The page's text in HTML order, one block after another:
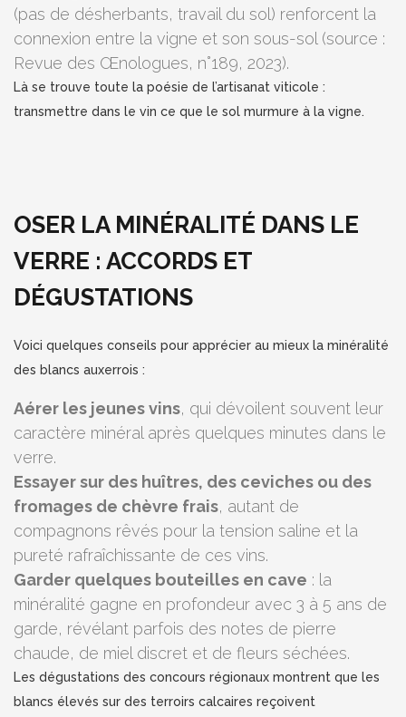
(pas de désherbants, travail du sol) renforcent la
connexion entre la vigne et son sous-sol (source :
Revue des Œnologues, n°189, 2023).
Là se trouve toute la poésie de l’artisanat viticole :
transmettre dans le vin ce que le sol murmure à la vigne.
OSER LA MINÉRALITÉ DANS LE
VERRE : ACCORDS ET
DÉGUSTATIONS
Voici quelques conseils pour apprécier au mieux la minéralité
des blancs auxerrois :
Aérer les jeunes vins, qui dévoilent souvent leur
caractère minéral après quelques minutes dans le
verre.
Essayer sur des huîtres, des ceviches ou des
fromages de chèvre frais, autant de
compagnons rêvés pour la tension saline et la
pureté rafraîchissante de ces vins.
Garder quelques bouteilles en cave : la
minéralité gagne en profondeur avec 3 à 5 ans de
garde, révélant parfois des notes de pierre
chaude, de miel discret et de fleurs séchées.
Les dégustations des concours régionaux montrent que les
blancs élevés sur des terroirs calcaires reçoivent